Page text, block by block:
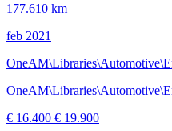
177.610 km
feb 2021
€ 16.400 € 19.900